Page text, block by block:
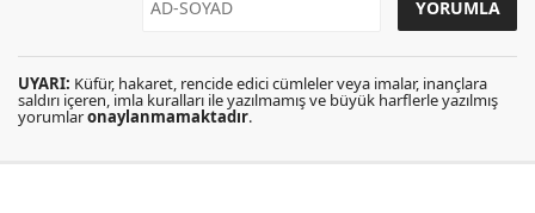
UYARI: Küfür, hakaret, rencide edici cümleler veya imalar, inançlara
saldırı içeren, imla kuralları ile yazılmamış ve büyük harflerle yazılmış
yorumlaronaylanmamaktadır.